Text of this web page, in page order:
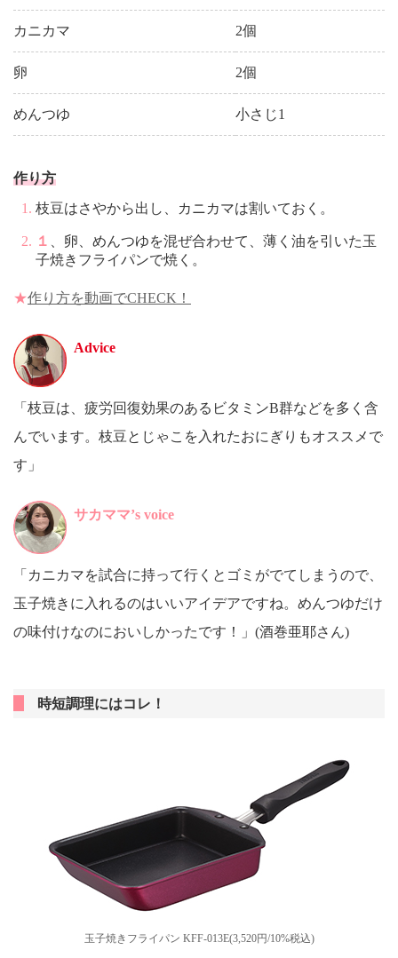
カニカマ 2個
卵 2個
めんつゆ 小さじ1
作り方
枝豆はさやから出し、カニカマは割いておく。
１
、卵、めんつゆを混ぜ合わせて、薄く油を引いた玉
子焼きフライパンで焼く。
★作り方を動画でCHECK！
Advice
「枝豆は、疲労回復効果のあるビタミンB群などを多く含
んでいます。枝豆とじゃこを入れたおにぎりもオススメで
す」
サカママ’s voice
「カニカマを試合に持って行くとゴミがでてしまうので、
玉子焼きに入れるのはいいアイデアですね。めんつゆだけ
の味付けなのにおいしかったです！」(酒巻亜耶さん)
時短調理にはコレ！
玉子焼きフライパン KFF-013E(3,520円/10%税込)